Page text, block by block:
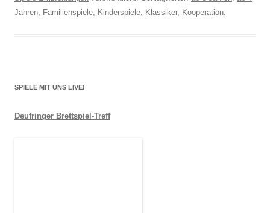
Jahren, Familienspiele, Kinderspiele, Klassiker, Kooperation.
SPIELE MIT UNS LIVE!
Deufringer Brettspiel-Treff